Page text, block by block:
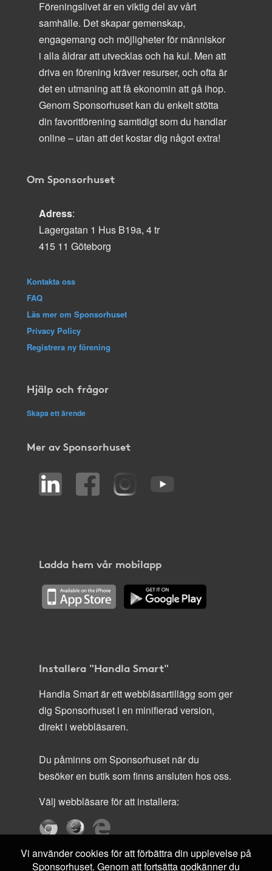
Föreningslivet är en viktig del av vårt
samhälle. Det skapar gemenskap,
engagemang och möjligheter för människor
i alla åldrar att utvecklas och ha kul. Men att
driva en förening kräver resurser, och ofta är
det en utmaning att få ekonomin att gå ihop.
Genom Sponsorhuset kan du enkelt stötta
din favoritförening samtidigt som du handlar
online – utan att det kostar dig något extra!
Om Sponsorhuset
Adress:
Lagergatan 1 Hus B19a, 4 tr
415 11 Göteborg
Kontakta oss
FAQ
Läs mer om Sponsorhuset
Privacy Policy
Registrera ny förening
Hjälp och frågor
Skapa ett ärende
Mer av Sponsorhuset
Ladda hem vår mobilapp
Installera "Handla Smart"
Handla Smart är ett webbläsartillägg som ger
dig Sponsorhuset i en minifierad version,
direkt i webbläsaren.
Du påminns om Sponsorhuset när du
besöker en butik som finns ansluten hos oss.
Välj webbläsare för att installera:
Vi använder cookies för att förbättra din upplevelse på
Sponsorhuset. Genom att fortsätta godkänner du